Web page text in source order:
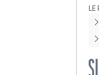
LE